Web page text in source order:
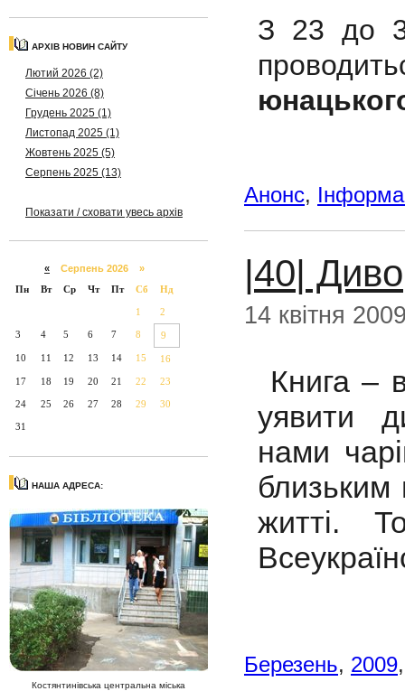
АРХІВ НОВИН САЙТУ
Лютий 2026 (2)
Січень 2026 (8)
Грудень 2025 (1)
Листопад 2025 (1)
Жовтень 2025 (5)
Серпень 2025 (13)
Показати / сховати увесь архів
« Серпень 2026 »
Пн
Вт Ср Чт Пт Сб Нд
1 2
3 4 5 6 7 8 9
10 11 12 13 14 15 16
17 18 19 20 21 22 23
24 25 26 27 28 29 30
31
НАША АДРЕСА:
Костянтинівська центральна міська
З 23 до
Анонс,
|40|
14 квітня
Книга –
уявити
нами
близьким
житті.
Березень, 2009